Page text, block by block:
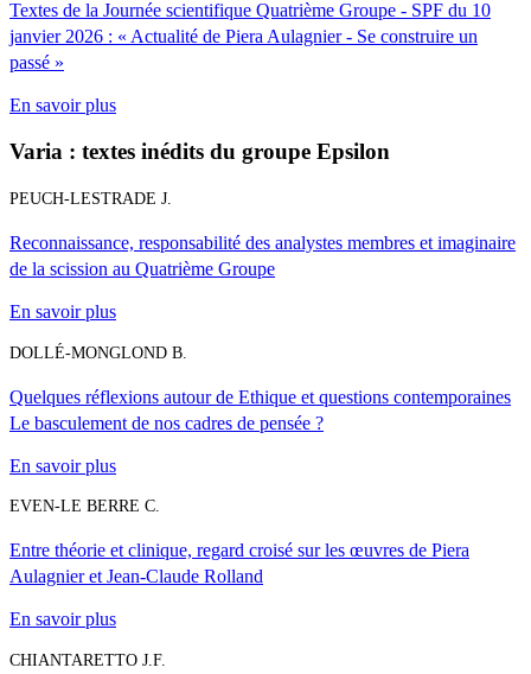
Textes de la Journée scientifique Quatrième Groupe - SPF du 10
janvier 2026 : « Actualité de Piera Aulagnier - Se construire un
passé »
En savoir plus
Varia : textes inédits du groupe Epsilon
PEUCH-LESTRADE J.
Reconnaissance, responsabilité des analystes membres et imaginaire
de la scission au Quatrième Groupe
En savoir plus
DOLLÉ-MONGLOND B.
Quelques réflexions autour de Ethique et questions contemporaines
Le basculement de nos cadres de pensée ?
En savoir plus
EVEN-LE BERRE C.
Entre théorie et clinique, regard croisé sur les œuvres de Piera
Aulagnier et Jean-Claude Rolland
En savoir plus
CHIANTARETTO J.F.